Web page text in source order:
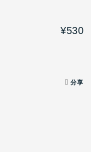
¥530
分享